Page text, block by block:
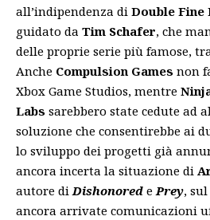
all’indipendenza di Double
guidato da Tim Schafer, che
delle proprie serie più famose,
Anche Compulsion Games non
Xbox Game Studios, mentre
Labs sarebbero state cedute ad
soluzione che consentirebbe ai
lo sviluppo dei progetti già
ancora incerta la situazione di
autore di Dishonored e Prey,
ancora arrivate comunicazioni